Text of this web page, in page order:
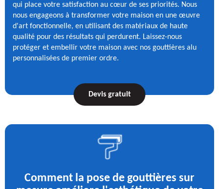
qui place votre satisfaction au cœur de ses priorités. Nous
nous engageons à transformer votre maison en une œuvre
d'art fonctionnelle, en utilisant des matériaux de haute
qualité pour des résultats qui perdurent. Laissez-nous
protéger et embellir votre maison avec nos gouttières alu
personnalisées de premier ordre.
Devis gratuit
Comment la pose de gouttières sur